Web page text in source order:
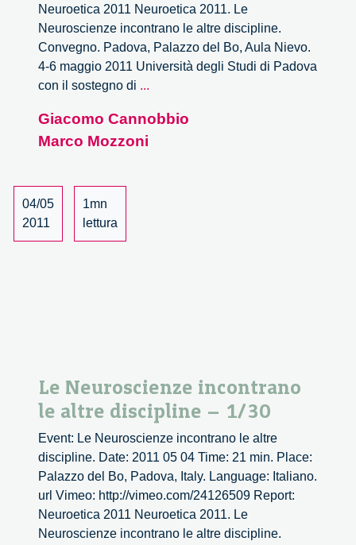
Neuroetica 2011 Neuroetica 2011. Le
Neuroscienze incontrano le altre discipline.
Convegno. Padova, Palazzo del Bo, Aula Nievo.
4-6 maggio 2011 Università degli Studi di Padova
con il sostegno di ...
incontrano
Giacomo Cannobbio
Marco Mozzoni
04/05
2011
1mn
lettura
Le Neuroscienze incontrano
le altre discipline – 1/30
Event: Le Neuroscienze incontrano le altre
discipline. Date: 2011 05 04 Time: 21 min. Place:
Palazzo del Bo, Padova, Italy. Language: Italiano.
url Vimeo: http://vimeo.com/24126509 Report:
Neuroetica 2011 Neuroetica 2011. Le
Neuroscienze incontrano le altre discipline.